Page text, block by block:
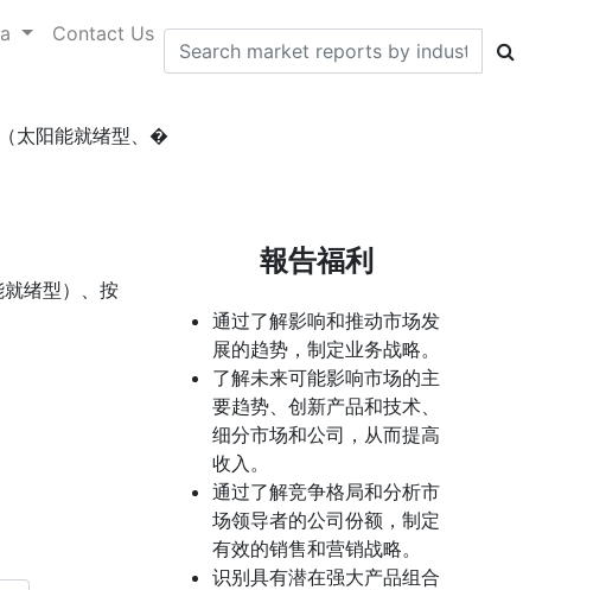
Contact Us
太阳能就绪型、�
绪型）、按
報告福利
通过了解影响和推动市场发
展的趋势，制定业务战略。
了解未来可能影响市场的主
要趋势、创新产品和技术、
细分市场和公司，从而提高
收入。
通过了解竞争格局和分析市
场领导者的公司份额，制定
有效的销售和营销战略。
识别具有潜在强大产品组合